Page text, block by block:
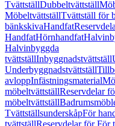
TvättställDubbeltvättställ
MöbeltvättställTvättställ för
bänkskivaHandfat
HandfatHörnhandfat
Halvinbyggda
tvättställInbyggnadstvättställ
Underbyggnadstvättställ
avloppInfästningsmaterial
möbeltvättställReservdelar
möbeltvättställ
TvättställsunderskåpFör
tvättställReservdelar för För